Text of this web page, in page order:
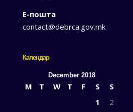
Е-пошта
contact@debrca.gov.mk
Календар
December 2018
M T W T F S
S
1
2